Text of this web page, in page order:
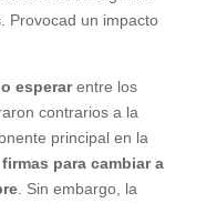
Provocad un impacto
esperarentre los
contrarios a la
principal en la
para cambiar a
. Sin embargo, la